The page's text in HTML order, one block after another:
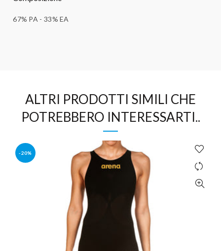
67% PA - 33% EA
ALTRI PRODOTTI SIMILI CHE
POTREBBERO INTERESSARTI..
-20%